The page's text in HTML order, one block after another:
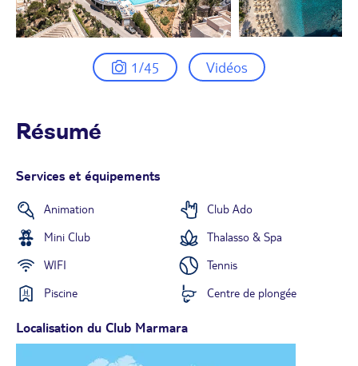
1/45 Vidéos
Résumé
Services et équipements
Animation
Club Ado
Mini Club
Thalasso & Spa
WIFI
Tennis
Piscine
Centre de plongée
Localisation du Club Marmara